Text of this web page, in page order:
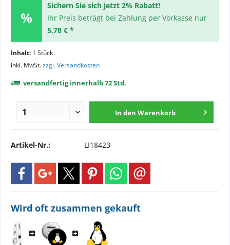
Sichern Sie sich jetzt 2% Rabatt!
Ihr Preis beträgt bei Zahlung per Vorkasse nur
5,78 € *
Inhalt: 1 Stück
inkl. MwSt.zzgl. Versandkosten
versandfertig innerhalb 72 Std.
In den Warenkorb
Artikel-Nr.: LI18423
Wird oft zusammen gekauft